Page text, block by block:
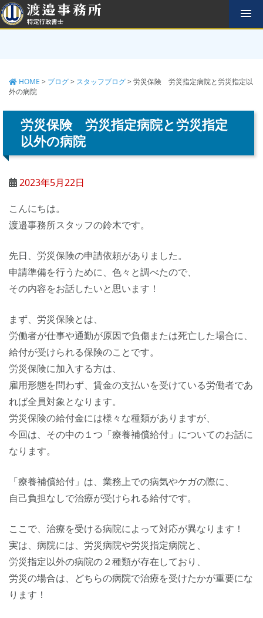
コ
ン
テ
ッ
HOME > ブログ> スタッフブログ> 労災保険 労災指定病院と労災指定以
外の病院
労災保険 労災指定病院と労災指定
以外の病院
2023年5月22日
こんにちは。
渡邉事務所スタッフの鈴木です。
先日、労災保険の申請依頼がありました。
申請準備を行うために、色々と調べたので、
その内容をお話したいと思います！
まず、労災保険とは、
労働者が仕事や通勤が原因で負傷または死亡した場合に、
給付が受けられる保険のことです。
労災保険に加入する方は、
雇用形態を問わず、賃金の支払いを受けている労働者であ
れば全員対象となります。
労災保険の給付金には様々な種類がありますが、
今回は、その中の１つ「療養補償給付」についてのお話に
なります。
「療養補償給付」は、業務上での病気やケガの際に、
自己負担なしで治療が受けられる給付です。
ここで、治療を受ける病院によって対応が異なります！
実は、病院には、労災病院や労災指定病院と、
労災指定以外の病院の２種類が存在しており、
労災の場合は、どちらの病院で治療を受けたかが重要にな
ります！